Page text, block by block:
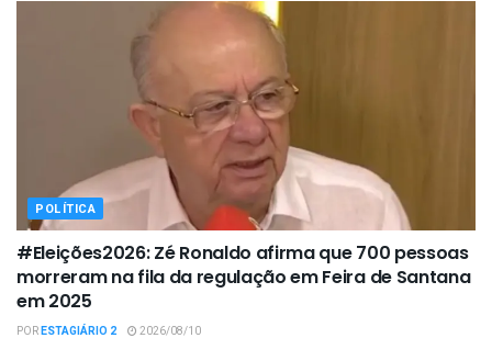
POLÍTICA
#Eleições2026: Zé Ronaldo afirma que 700 pessoas
morreram na fila da regulação em Feira de Santana
em 2025
PORESTAGIÁRIO 2 2026/08/10